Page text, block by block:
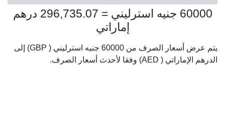
60000 جنيه استرليني = 296,735.07 درهم
إماراتي
يتم عرض أسعار الصرف من 60000 جنيه استرليني ( GBP) إلى
الدرهم الإماراتي ( AED) وفقا لأحدث أسعار الصرف.